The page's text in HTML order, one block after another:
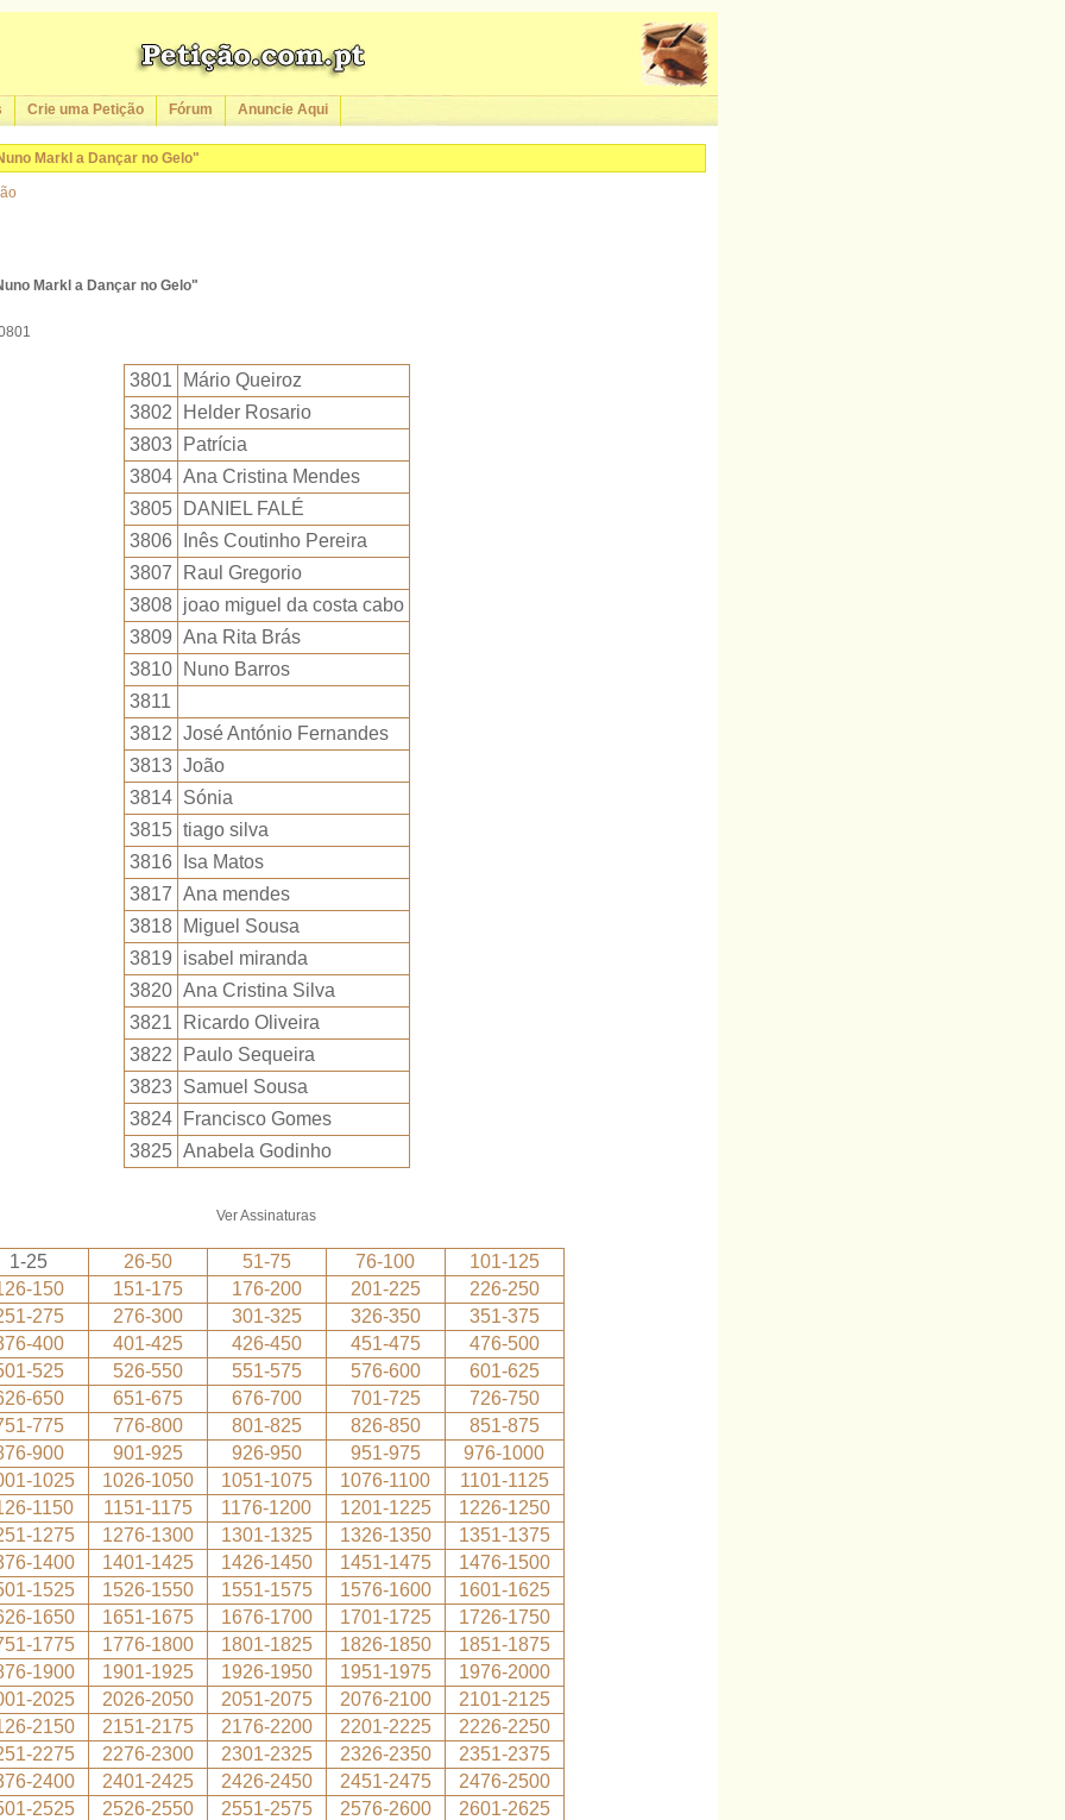
Crie uma Petição Fórum Anuncie Aqui
Markl a Dançar no Gelo"
Markl a Dançar no Gelo"
3801
Mário Queiroz
3802
Helder Rosario
3803
Patrícia
3804 Ana Cristina Mendes
3805
DANIEL FALÉ
3806
Inês Coutinho Pereira
3807
Raul Gregorio
3808
joao miguel da costa cabo
3809 Ana Rita Brás
3810
Nuno Barros
3811
3812 José António Fernandes
3813 João
3814
Sónia
3815 tiago silva
3816
Isa Matos
3817 Ana mendes
3818
Miguel Sousa
3819
isabel miranda
3820 Ana Cristina Silva
3821
Ricardo Oliveira
3822
Paulo Sequeira
3823
Samuel Sousa
3824
Francisco Gomes
3825 Anabela Godinho
Ver Assinaturas
1-25 26-50 51-75 76-100
101-125
150
151-175 176-200 201-225
226-250
275
276-300 301-325 326-350
351-375
400
401-425 426-450 451-475
476-500
525
526-550 551-575 576-600
601-625
650
651-675 676-700 701-725
726-750
775
776-800 801-825 826-850
851-875
900
901-925 926-950 951-975
976-1000
1025
1026-1050 1051-1075 1076-1100
1101-1125
1150
1151-1175 1176-1200 1201-1225
1226-1250
1275
1276-1300 1301-1325 1326-1350
1351-1375
1400
1401-1425 1426-1450 1451-1475
1476-1500
1525
1526-1550 1551-1575 1576-1600
1601-1625
1650
1651-1675 1676-1700 1701-1725
1726-1750
1775
1776-1800 1801-1825 1826-1850
1851-1875
1900
1901-1925 1926-1950 1951-1975
1976-2000
2025
2026-2050 2051-2075 2076-2100
2101-2125
2150
2151-2175 2176-2200 2201-2225
2226-2250
2275
2276-2300 2301-2325 2326-2350
2351-2375
2400
2401-2425 2426-2450 2451-2475
2476-2500
2525
2526-2550 2551-2575 2576-2600
2601-2625